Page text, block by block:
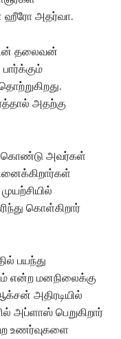
ஹீரோ அதர்வா.
தலைவன்
அதற்கு
கொண்டு அவர்கள்
கொள்கிறார்
பயந்து
என்ற மனநிலைக்கு
அதிரடியில்
அப்ளாஸ் பெறுகிறார்
உணர்வுகளை